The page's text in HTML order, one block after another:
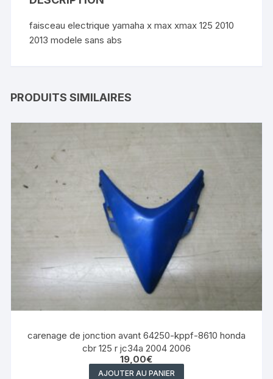
faisceau electrique yamaha x max xmax 125 2010
2013 modele sans abs
PRODUITS SIMILAIRES
carenage de jonction avant 64250-kppf-8610 honda
cbr 125 r jc34a 2004 2006
19,00€
AJOUTER AU PANIER